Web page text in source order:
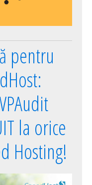
pentru
la orice
Hosting!